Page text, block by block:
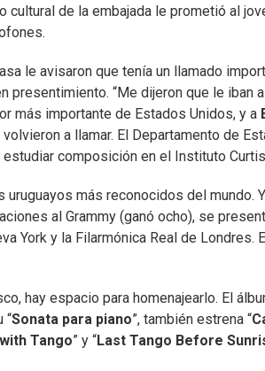
cultural de la embajada le prometió al
le avisaron que tenía un llamado
presentimiento. “Me dijeron que le iban
más importante de Estados Unidos, y a
a llamar. El Departamento de
composición en el Instituto
más reconocidos del mundo.
al Grammy (ganó ocho), se
York y la Filarmónica Real de Londres.
hay espacio para homenajearlo. El
“Sonata para piano”, también estrena “
Tango” y “Last Tango Before